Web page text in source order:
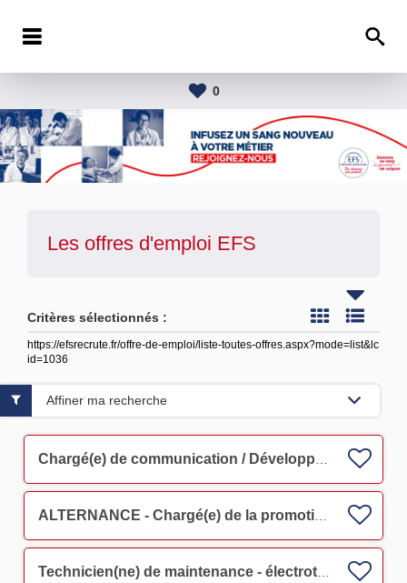
0
Les offres d'emploi EFS
Critères sélectionnés :
https://efsrecrute.fr/offre-de-emploi/liste-toutes-offres.aspx?mode=list&lc
id=1036
Affiner ma recherche